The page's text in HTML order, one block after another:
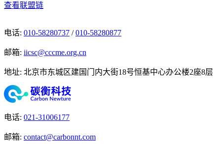
查看联盟链
电话: 010-58280737 /010-58280877
邮箱: iicsc@cccme.org.cn
地址: 北京市东城区建国门内大街18号恒基中心办公楼2座8层
电话: 021-31006177
邮箱: contact@carbonnt.com